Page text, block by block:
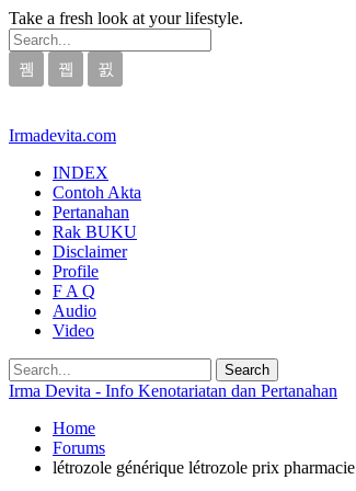
Take a fresh look at your lifestyle.
Irmadevita.com
INDEX
Contoh Akta
Pertanahan
Rak BUKU
Disclaimer
Profile
F A Q
Audio
Video
Irma Devita - Info Kenotariatan dan Pertanahan
Home
Forums
létrozole générique létrozole prix pharmacie